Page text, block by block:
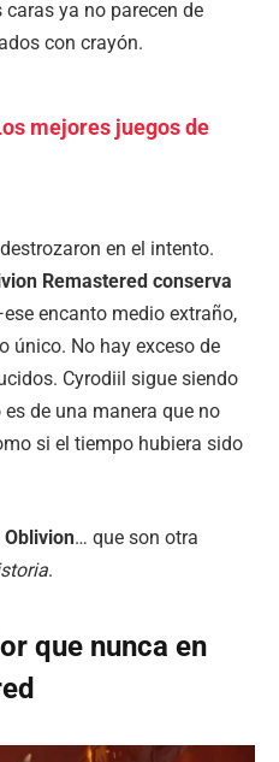
ya no parecen de
con crayón.
mejores juegos de
en el intento.
Remastered conserva
encanto medio extraño,
único. No hay exceso de
Cyrodiil sigue siendo
de una manera que no
si el tiempo hubiera sido
Oblivion… que son otra
.
que nunca en